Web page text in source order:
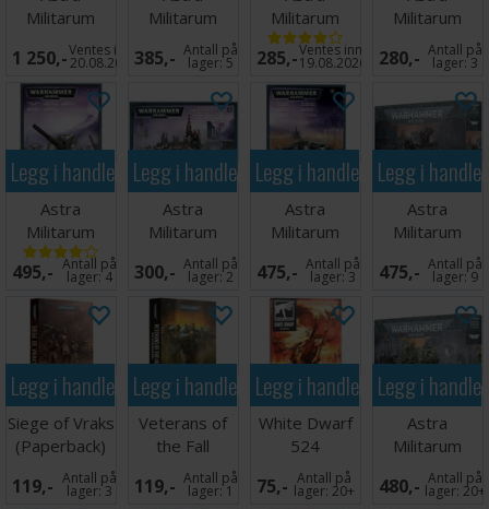
Militarum
Combat
Patrol
1 250,-Ventes inn
20.08.2026
Militarum
Krieg Heavy
Weapon
385,- Antall på
lager:5
Militarum
Cadian
Castellan
285,-Ventes inn
19.08.2026
Militarum
Cadian
Upgrades
280,- Antall på
lager:3
Legg i handlekurven
Astra
Militarum
Basilisk
495,- Antall på
lager:4
Legg i handlekurven
Astra
Militarum
Catachan
Command
Squad
300,- Antall på
lager:2
Legg i handlekurven
Astra
Militarum
Hellhound
475,- Antall på
lager:3
Legg i
Astra
Militarum
Artillery Team
475,- Antall på
lager:9
Legg i handlekurven
Siege of Vraks
(Paperback)
119,- Antall på
lager:3
Legg i handlekurven
Veterans of
the Fall
(Paperback)
119,- Antall på
lager:1
Legg i handlekurven
White Dwarf
524
75,- Antall på
lager:20+
Legg i
Astra
Militarum
Centaur RSV
480,- Antall på
lager:20+